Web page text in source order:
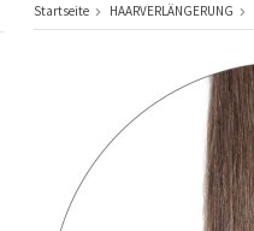
Startseite HAARVERLÄNGERUNG